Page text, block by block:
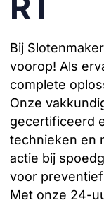
Bij
voorop! Als
complete
Onze
gecertificeerd
technieken en
actie bij
voor
Met onze 24-